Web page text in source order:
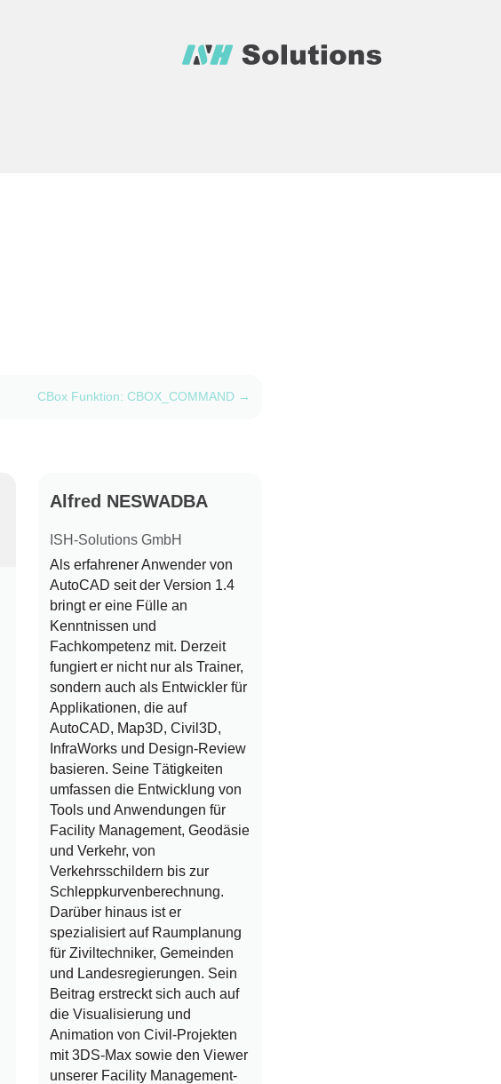
CBox Funktion: CBOX_COMMAND→
Alfred NESWADBA
ISH-Solutions GmbH
Als erfahrener Anwender von
AutoCAD seit der Version 1.4
bringt er eine Fülle an
Kenntnissen und
Fachkompetenz mit. Derzeit
fungiert er nicht nur als Trainer,
sondern auch als Entwickler für
Applikationen, die auf
AutoCAD, Map3D, Civil3D,
InfraWorks und Design-Review
basieren. Seine Tätigkeiten
umfassen die Entwicklung von
Tools und Anwendungen für
Facility Management, Geodäsie
und Verkehr, von
Verkehrsschildern bis zur
Schleppkurvenberechnung.
Darüber hinaus ist er
spezialisiert auf Raumplanung
für Ziviltechniker, Gemeinden
und Landesregierungen. Sein
Beitrag erstreckt sich auch auf
die Visualisierung und
Animation von Civil-Projekten
mit 3DS-Max sowie den Viewer
unserer Facility Management-